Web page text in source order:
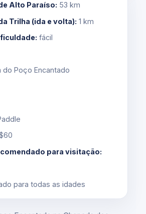
Alto Paraíso: 53 km
Trilha (ida e volta): 1 km
fácil
do Poço Encantado
para visitação:
para todas as idades